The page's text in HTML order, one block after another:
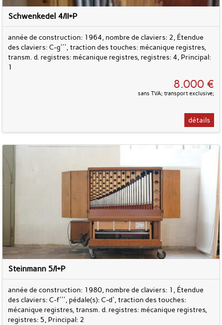
Schwenkedel 4/II+P
année de construction: 1964, nombre de claviers: 2, Étendue
des claviers: C-g''', traction des touches: mécanique registres,
transm. d. registres: mécanique registres, registres: 4, Principal:
1
8.000 €
sans TVA; transport exclusive;
détails
Steinmann 5/I+P
année de construction: 1980, nombre de claviers: 1, Étendue
des claviers: C-f''', pédale(s): C-d', traction des touches:
mécanique registres, transm. d. registres: mécanique registres,
registres: 5, Principal: 2